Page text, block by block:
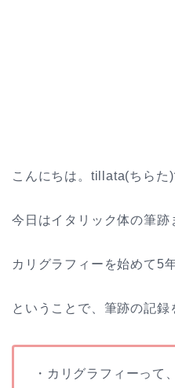
こんにちは。tillata(ちらた)
今日はイタリック体の筆跡
カリグラフィーを始めて5
ということで、筆跡の記録
・カリグラフィーって